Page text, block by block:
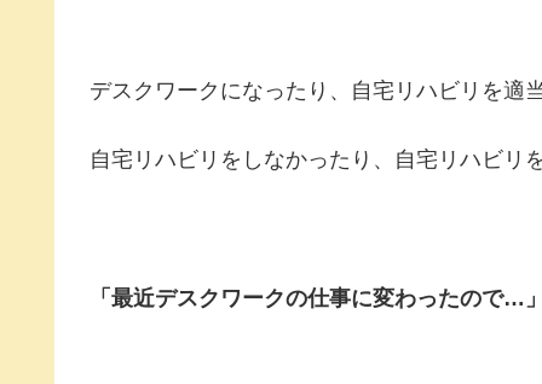
デスクワークになったり、自宅リハビリを適
自宅リハビリをしなかったり、自宅リハビ
「最近デスクワークの仕事に変わったので…